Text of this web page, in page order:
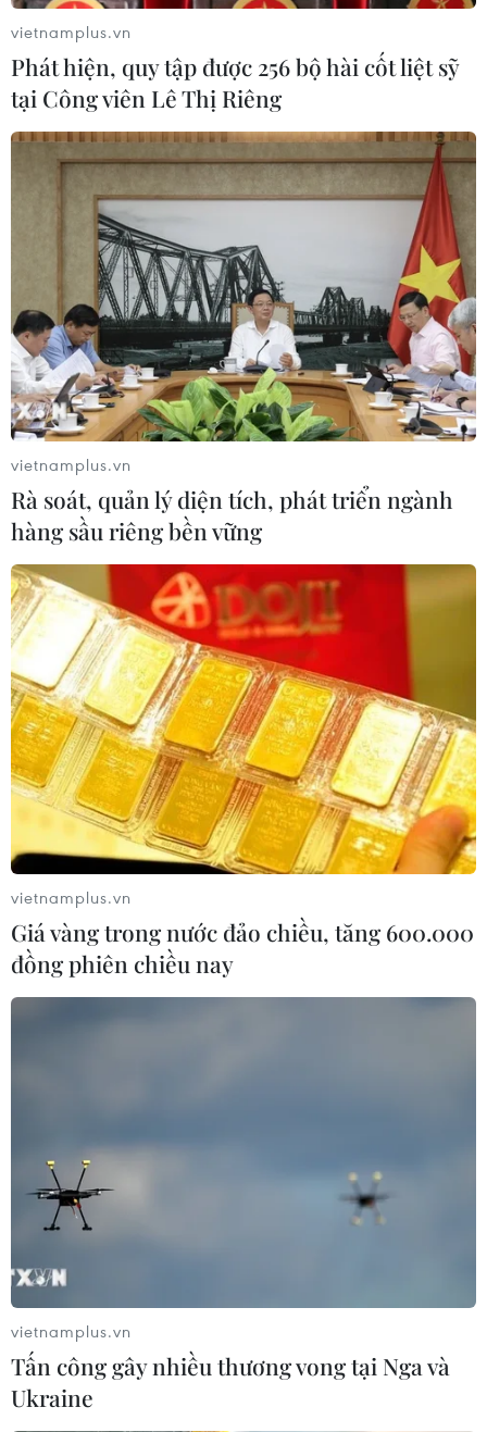
vietnamplus.vn
Phát hiện, quy tập được 256 bộ hài cốt liệt sỹ
tại Công viên Lê Thị Riêng
vietnamplus.vn
Rà soát, quản lý diện tích, phát triển ngành
hàng sầu riêng bền vững
vietnamplus.vn
Giá vàng trong nước đảo chiều, tăng 600.000
đồng phiên chiều nay
vietnamplus.vn
Tấn công gây nhiều thương vong tại Nga và
Ukraine